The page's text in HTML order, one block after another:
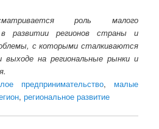
роль малого
в развитии регионов страны и
с которыми сталкиваются
выходе на региональные рынки и
предпринимательство, малые
,региональное развитие